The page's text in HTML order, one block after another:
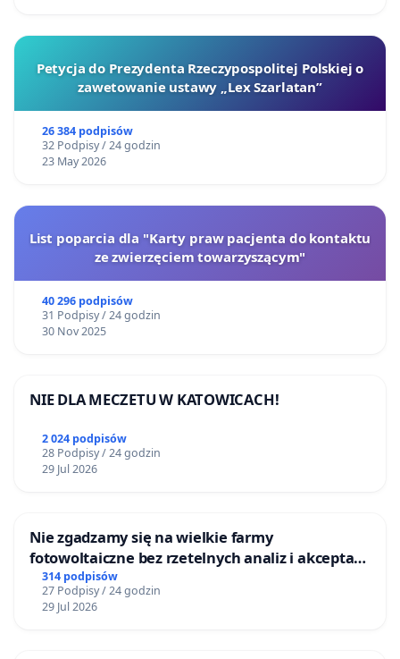
Petycja do Prezydenta Rzeczypospolitej Polskiej o
zawetowanie ustawy „Lex Szarlatan”
26 384 podpisów
32 Podpisy / 24 godzin
23 May 2026
List poparcia dla "Karty praw pacjenta do kontaktu
ze zwierzęciem towarzyszącym"
40 296 podpisów
31 Podpisy / 24 godzin
30 Nov 2025
NIE DLA MECZETU W KATOWICACH!
2 024 podpisów
28 Podpisy / 24 godzin
29 Jul 2026
Nie zgadzamy się na wielkie farmy
fotowoltaiczne bez rzetelnych analiz i akceptacji
mieszkańców
314 podpisów
27 Podpisy / 24 godzin
29 Jul 2026